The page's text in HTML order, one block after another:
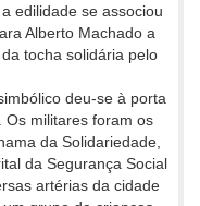
edilidade se associou
Alberto Machado a
tocha solidária pelo
deu-se à porta
Os militares foram os
da Solidariedade,
da Segurança Social
artérias da cidade